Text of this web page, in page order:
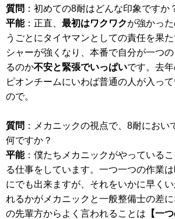
質問 ：初めての8耐はどんな印象ですか
平能：正直、 最初はワクワクが強かっ
うごとにタイヤマンとしての責任を果
シャーが強くなり、本番で自分が一つ
るのか不安と緊張でいっぱいです。去
ピオンチームにいわば普通の人が入っ
ので。
質問 ：メカニックの視点で、8耐におい
何ですか？
平能：僕たちメカニックがやっている
る仕事をしています。一つ一つの作業
にでも出来ますが、それをいかに早く
れるかがメカニックと一般整備士の差
の先輩方からよく言われることは 【一